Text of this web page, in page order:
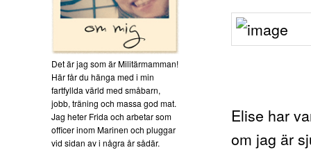
Elise har
om jag är
Det är jag som är Militärmamman!
Här får du hänga med i min
fartfyllda värld med småbarn,
jobb, träning och massa god mat.
Jag heter Frida och arbetar som
officer inom Marinen och pluggar
vid sidan av i några år sådär.